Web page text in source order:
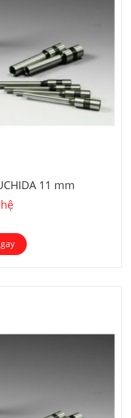
11 mm